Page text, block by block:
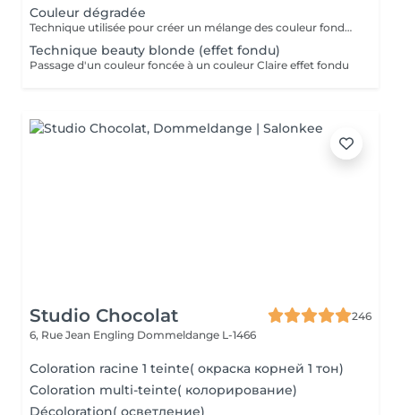
Couleur dégradée
Technique utilisée pour créer un mélange des couleur fondue en graduation
Technique beauty blonde (effet fondu)
Passage d'un couleur foncée à un couleur Claire effet fondu
Studio Chocolat
246
6, Rue Jean Engling Dommeldange L-1466
Coloration racine 1 teinte( окраска корней 1 тон)
Coloration multi-teinte( колорирование)
Décoloration( осветление)